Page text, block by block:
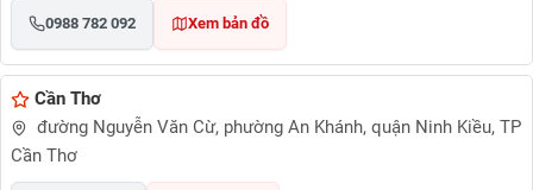
0988 782 092 Xem bản đồ
Cần Thơ
đường Nguyễn Văn Cừ, phường An Khánh, quận Ninh Kiều, TP
Cần Thơ